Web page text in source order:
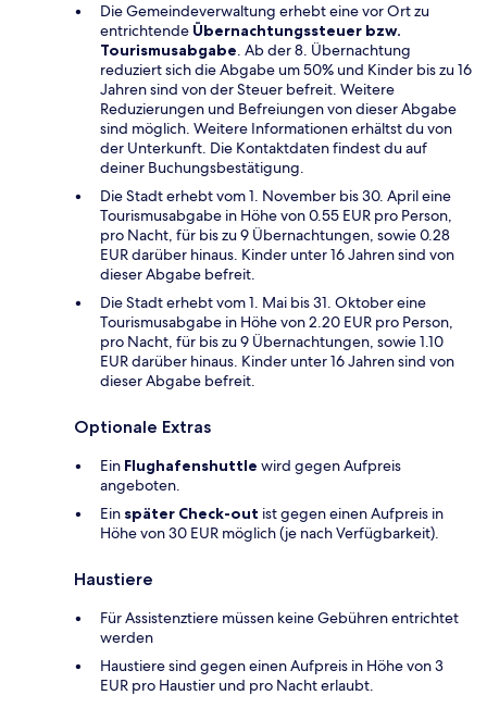
Die Gemeindeverwaltung erhebt eine vor Ort zu
entrichtende Übernachtungssteuer bzw.
Tourismusabgabe. Ab der 8. Übernachtung
reduziert sich die Abgabe um 50% und Kinder bis zu 16
Jahren sind von der Steuer befreit. Weitere
Reduzierungen und Befreiungen von dieser Abgabe
sind möglich. Weitere Informationen erhältst du von
der Unterkunft. Die Kontaktdaten findest du auf
deiner Buchungsbestätigung.
Die Stadt erhebt vom 1. November bis 30. April eine
Tourismusabgabe in Höhe von 0.55 EUR pro Person,
pro Nacht, für bis zu 9 Übernachtungen, sowie 0.28
EUR darüber hinaus. Kinder unter 16 Jahren sind von
dieser Abgabe befreit.
Die Stadt erhebt vom 1. Mai bis 31. Oktober eine
Tourismusabgabe in Höhe von 2.20 EUR pro Person,
pro Nacht, für bis zu 9 Übernachtungen, sowie 1.10
EUR darüber hinaus. Kinder unter 16 Jahren sind von
dieser Abgabe befreit.
Optionale Extras
Ein Flughafenshuttle wird gegen Aufpreis
angeboten.
Ein später Check-out ist gegen einen Aufpreis in
Höhe von 30 EUR möglich (je nach Verfügbarkeit).
Haustiere
Für Assistenztiere müssen keine Gebühren entrichtet
werden
Haustiere sind gegen einen Aufpreis in Höhe von 3
EUR pro Haustier und pro Nacht erlaubt.